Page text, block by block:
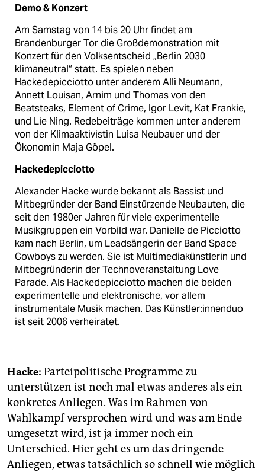
Demo & Konzert
Am Samstag von 14 bis 20 Uhr findet am
Brandenburger Tor die Großdemonstration mit
Konzert für den Volksentscheid „Berlin 2030
klimaneutral“ statt. Es spielen neben
Hackedepicciotto unter anderem Alli Neumann,
Annett Louisan, Arnim und Thomas von den
Beatsteaks, Element of Crime, Igor Levit, Kat Frankie,
und Lie Ning. Redebeiträge kommen unter anderem
von der Klimaaktivistin Luisa Neubauer und der
Ökonomin Maja Göpel.
Hackedepicciotto
Alexander Hacke wurde bekannt als Bassist und
Mitbegründer der Band Einstürzende Neubauten, die
seit den 1980er Jahren für viele experimentelle
Musikgruppen ein Vorbild war. Danielle de Picciotto
kam nach Berlin, um Leadsängerin der Band Space
Cowboys zu werden. Sie ist Multimediakünstlerin und
Mitbegründerin der Technoveranstaltung Love
Parade. Als Hackedepicciotto machen die beiden
experimentelle und elektronische, vor allem
instrumentale Musik machen. Das Künst­le­r:in­nen­duo
ist seit 2006 verheiratet.
Hacke: Parteipolitische Programme zu
unterstützen ist noch mal etwas anderes als ein
konkretes Anliegen. Was im Rahmen von
Wahlkampf versprochen wird und was am Ende
umgesetzt wird, ist ja immer noch ein
Unterschied. Hier geht es um das dringende
Anliegen, etwas tatsächlich so schnell wie möglich